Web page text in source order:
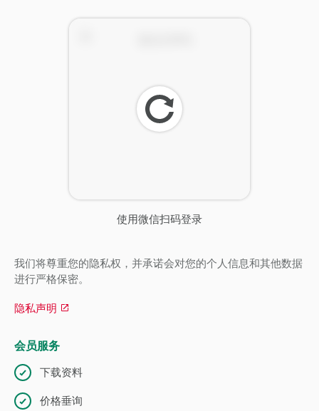
使用微信扫码登录
刷
新
我们将尊重您的隐私权，并承诺会对您的个人信息和其他数据
进行严格保密。
隐私声明
会员服务
下载资料
价格垂询